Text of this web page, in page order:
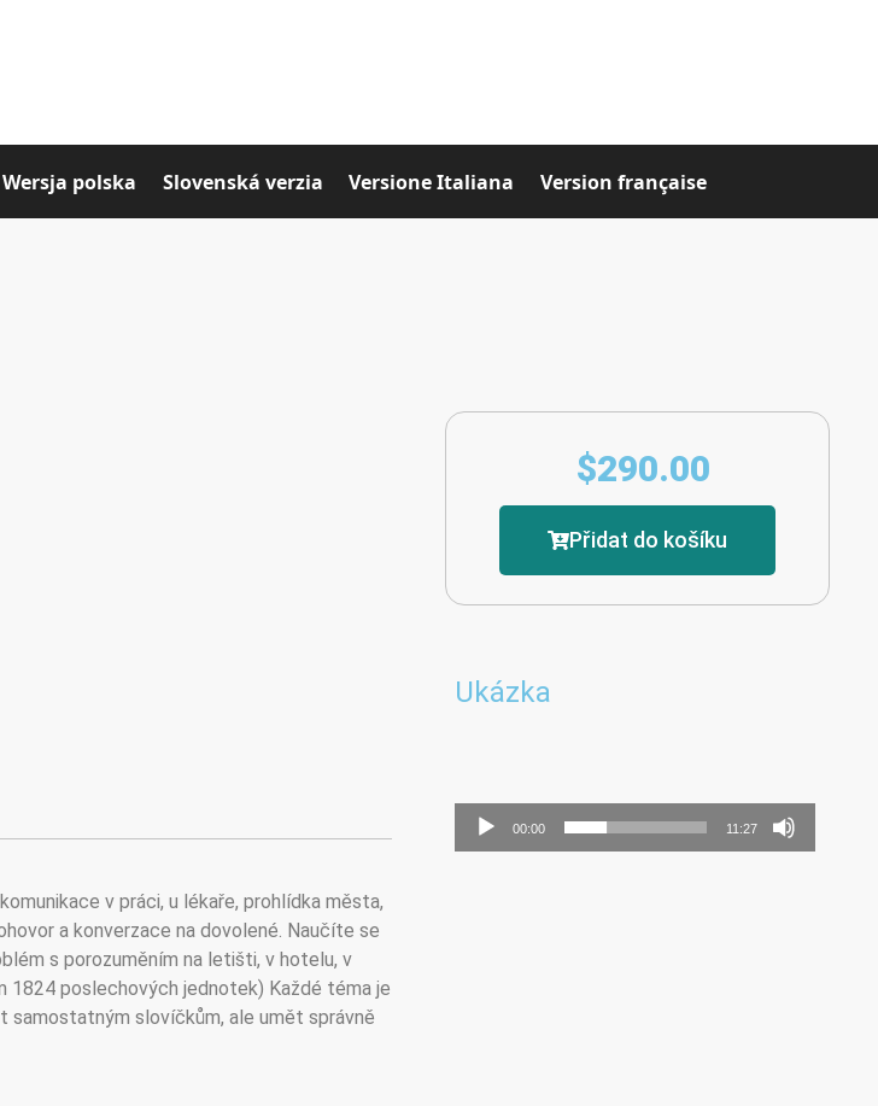
Wersja polska Slovenská verzia Versione Italiana Version française
v práci, u lékaře, prohlídka města,
a konverzace na dovolené. Naučíte se
s porozuměním na letišti, v hotelu, v
1824 poslechových jednotek) Každé téma je
samostatným slovíčkům, ale umět správně
$290.00
Přidat do košíku
Ukázka
Audio
přehrávač
00:00 11:27